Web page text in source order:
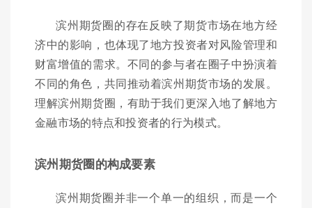
滨州期货圈的存在反映了期货市场在地方经
济中的影响，也体现了地方投资者对风险管理和
财富增值的需求。不同的参与者在圈子中扮演着
不同的角色，共同推动着滨州期货市场的发展。
理解滨州期货圈，有助于我们更深入地了解地方
金融市场的特点和投资者的行为模式。
滨州期货圈的构成要素
滨州期货圈并非一个单一的组织，而是一个